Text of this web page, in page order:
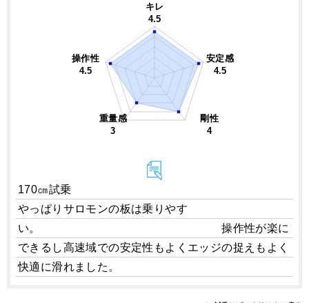
キレ
4.5
安定感
4.5
剛性
4
重量感
3
操作性
4.5
170㎝試乗
やっぱりサロモンの板は乗りやす
い。 操作性が楽に
できるし高速域での安定性もよくエッジの捉えもよく
快適に滑れました。